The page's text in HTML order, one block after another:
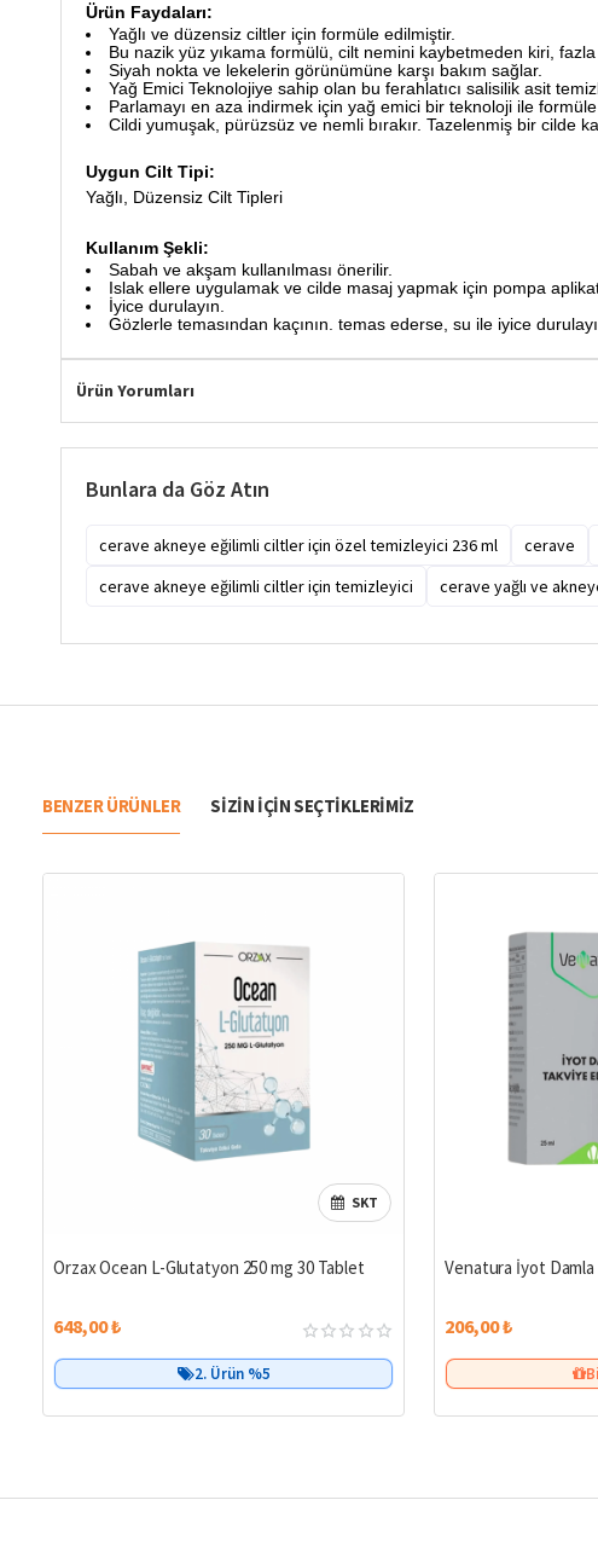
Ürün Faydaları:
Yağlı ve düzensiz ciltler için formüle edilmiştir.
Bu nazik yüz yıkama formülü, cilt nemini kaybetmeden kiri,
Siyah nokta ve lekelerin görünümüne karşı bakım sağlar.
Yağ Emici Teknolojiye sahip olan bu ferahlatıcı salisilik asit
Parlamayı en aza indirmek için yağ emici bir teknoloji ile formüle
Cildi yumuşak, pürüzsüz ve nemli bırakır. Tazelenmiş bir cilde
Uygun Cilt Tipi:
Yağlı, Düzensiz Cilt Tipleri
Kullanım Şekli:
Sabah ve akşam kullanılması önerilir.
Islak ellere uygulamak ve cilde masaj yapmak için pompa
İyice durulayın.
Gözlerle temasından kaçının. temas ederse, su ile iyice
Ürün Yorumları
Bunlara da Göz Atın
cerave akneye eğilimli ciltler için özel temizleyici 236 ml cerave
cerave akneye eğilimli ciltler için temizleyici
cerave yağlı ve
BENZER ÜRÜNLER SIZIN IÇIN SEÇTIKLERIMIZ
SKT
Orzax Ocean L-Glutatyon 250 mg 30 Tablet
648,00 ₺
Birlikte Al
2. Ürün %5
Venatura İyot Damla
206,00 ₺